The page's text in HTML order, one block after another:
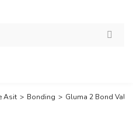
Asit Bonding Gluma 2 Bond